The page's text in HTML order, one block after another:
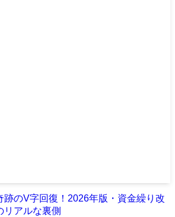
跡のV字回復！2026年版・資金繰り改
リアルな裏側